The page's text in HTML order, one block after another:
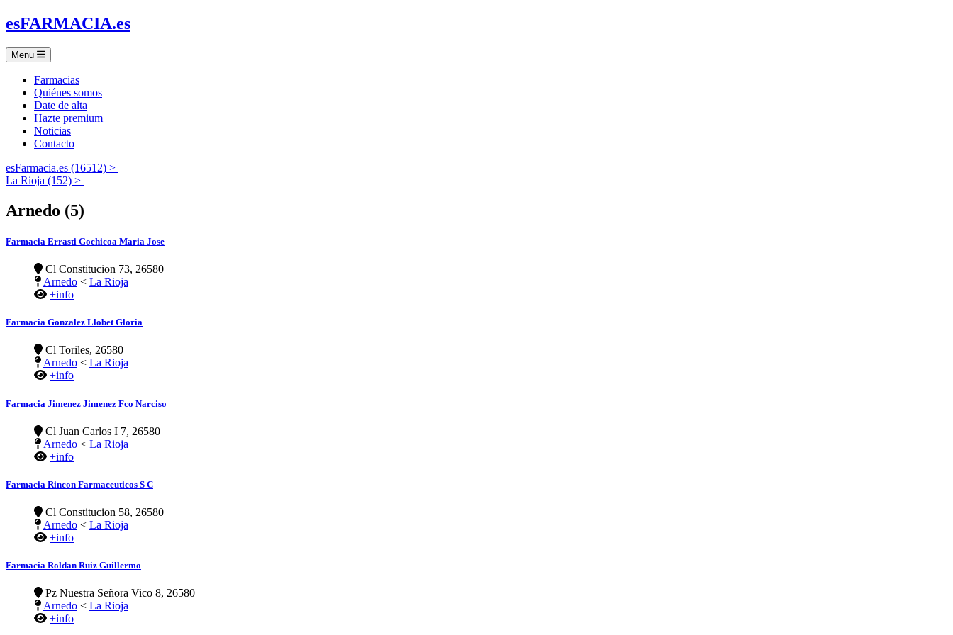
esFARMACIA.es
Menu
Farmacias
Quiénes somos
Date de alta
Hazte premium
Noticias
Contacto
esFarmacia.es (16512) >
La Rioja (152) >
Arnedo (5)
Farmacia Errasti Gochicoa Maria Jose
Cl Constitucion 73, 26580
Arnedo < La Rioja
+info
Farmacia Gonzalez Llobet Gloria
Cl Toriles, 26580
Arnedo < La Rioja
+info
Farmacia Jimenez Jimenez Fco Narciso
Cl Juan Carlos I 7, 26580
Arnedo < La Rioja
+info
Farmacia Rincon Farmaceuticos S C
Cl Constitucion 58, 26580
Arnedo < La Rioja
+info
Farmacia Roldan Ruiz Guillermo
Pz Nuestra Señora Vico 8, 26580
Arnedo < La Rioja
+info